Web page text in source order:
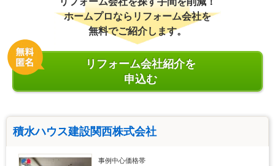
ホームプロならリフォーム会社を
無料でご紹介します。
リフォーム会社紹介を
申込む
積水ハウス建設関西株式会社
事例中心価格帯